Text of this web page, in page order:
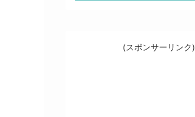
(スポンサーリンク)